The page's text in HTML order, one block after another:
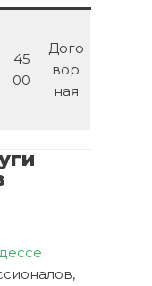
45
00
Дого
вор
ная